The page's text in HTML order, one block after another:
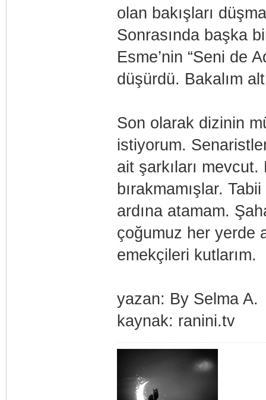
olan bakışları
Sonrasında başka
Esme’nin “Seni de
düşürdü. Bakalım
Son olarak dizinin
istiyorum.
ait şarkıları
bırakmamışlar.
ardına atamam.
çoğumuz her yerde
emekçileri kutlarım.
yazan: By Selma A.
kaynak: ranini.tv